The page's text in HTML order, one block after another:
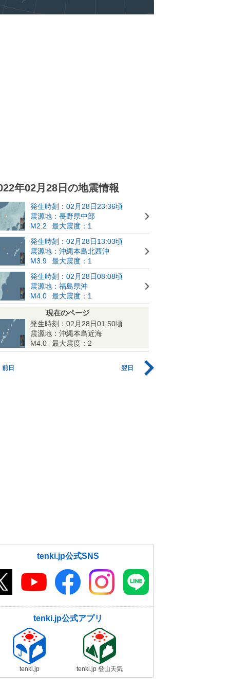
年02月28日の地震情報
発生時刻：02月28日23:36頃
震源地：長野県中部
M2.2
最大震度：1
発生時刻：02月28日13:03頃
震源地：沖縄本島北西沖
M3.9
最大震度：1
発生時刻：02月28日08:08頃
震源地：福島県沖
M4.0
最大震度：1
現在のページ
発生時刻：02月28日01:50頃
震源地：沖縄本島近海
M4.0
最大震度：2
前日 翌日
tenki.jp公式SNS
tenki.jp公式アプリ
tenki.jp tenki.jp 登山天気